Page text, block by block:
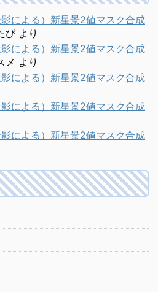
による）新星景2値マスク合成
びより
による）新星景2値マスク合成
メ より
による）新星景2値マスク合成
による）新星景2値マスク合成
による）新星景2値マスク合成